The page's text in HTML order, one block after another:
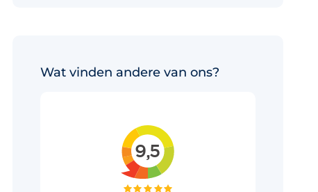
Wat vinden andere van ons?